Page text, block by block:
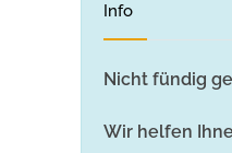
Info
Nicht fündig
Wir helfen